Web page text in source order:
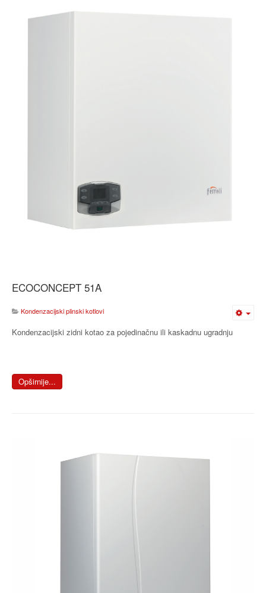
ECOCONCEPT 51A
Kondenzacijski plinski kotlovi
Kondenzacijski zidni kotao za pojedinačnu ili kaskadnu ugradnju
Opširnije...